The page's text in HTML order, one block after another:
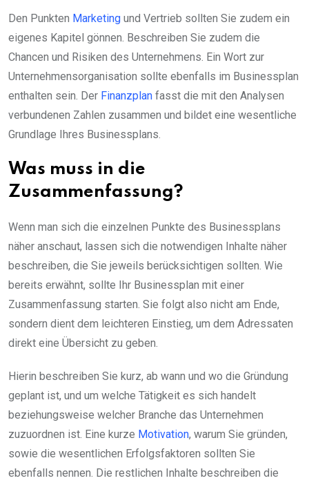
Den Punkten Marketing und Vertrieb sollten Sie zudem ein
eigenes Kapitel gönnen. Beschreiben Sie zudem die
Chancen und Risiken des Unternehmens. Ein Wort zur
Unternehmensorganisation sollte ebenfalls im Businessplan
enthalten sein. Der Finanzplan fasst die mit den Analysen
verbundenen Zahlen zusammen und bildet eine wesentliche
Grundlage Ihres Businessplans.
Was muss in die
Zusammenfassung?
Wenn man sich die einzelnen Punkte des Businessplans
näher anschaut, lassen sich die notwendigen Inhalte näher
beschreiben, die Sie jeweils berücksichtigen sollten. Wie
bereits erwähnt, sollte Ihr Businessplan mit einer
Zusammenfassung starten. Sie folgt also nicht am Ende,
sondern dient dem leichteren Einstieg, um dem Adressaten
direkt eine Übersicht zu geben.
Hierin beschreiben Sie kurz, ab wann und wo die Gründung
geplant ist, und um welche Tätigkeit es sich handelt
beziehungsweise welcher Branche das Unternehmen
zuzuordnen ist. Eine kurze Motivation, warum Sie gründen,
sowie die wesentlichen Erfolgsfaktoren sollten Sie
ebenfalls nennen. Die restlichen Inhalte beschreiben die